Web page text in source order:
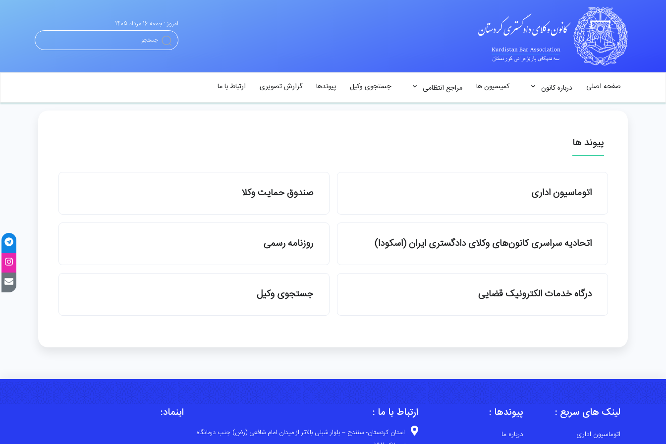
امروز : جمعه 16 مرداد 1405
صفحه اصلی درباره کانون کمیسیون ها مراجع انتظامی جستجوی وکیل پیوندها گزارش تصویری ارتباط با ما
پیوند ها
اتوماسیون اداری صندوق حمایت وکلا
اتحادیه سراسری کانون‌های وکلای دادگستری ایران (اسکودا) روزنامه رسمی
درگاه خدمات الکترونیک قضایی جستجوی وکیل
لینک های سریع :
اتوماسیون اداری
پیوندها :
درباره ما
ارتباط با ما :
استان کردستان- سنندج – بلوار شبلی بالاتر از میدان امام شافعی (رض) جنب درمانگاه
اینماد: